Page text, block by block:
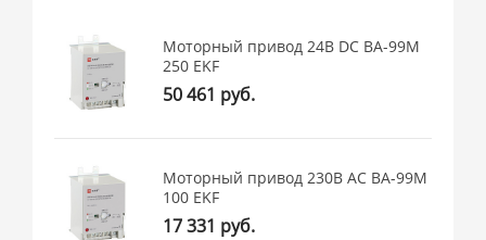
Моторный привод 24В DC ВА-99M
250 EKF
50 461 руб.
Моторный привод 230B АС ВА-99M
100 EKF
17 331 руб.